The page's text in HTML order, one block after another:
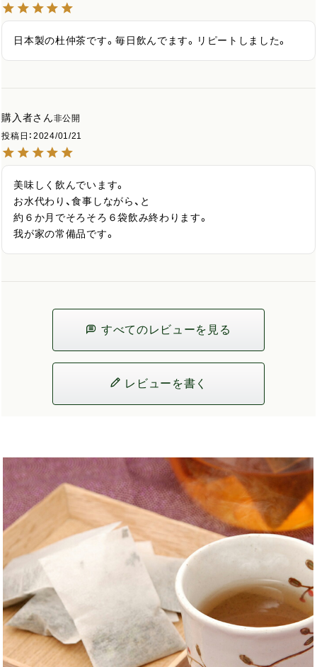
日本製の杜仲茶です。毎日飲んでます。リピートしました。
購入者
非公開
投稿日
2024/01/21
美味しく飲んでいます。
お水代わり、食事しながら、と
約６か月でそろそろ６袋飲み終わります。
我が家の常備品です。
すべてのレビューを見る
レビューを書く